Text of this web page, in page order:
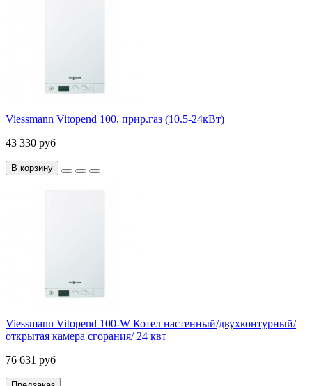
Viessmann Vitopend 100, прир.газ (10.5-24кВт)
43 330 руб
В корзину
Viessmann Vitopend 100-W Котел настенный/двухконтурный/
открытая камера сгорания/ 24 квт
76 631 руб